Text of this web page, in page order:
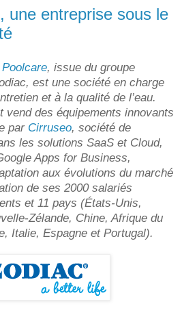
une entreprise sous le
, issue du groupe
est une société en charge
et à la qualité de l’eau.
vend des équipements innovants
par Cirruseo, société de
les solutions SaaS et Cloud,
Apps for Business,
aux évolutions du marché
de ses 2000 salariés
et 11 pays (États-Unis,
Zélande, Chine, Afrique du
Italie, Espagne et Portugal).